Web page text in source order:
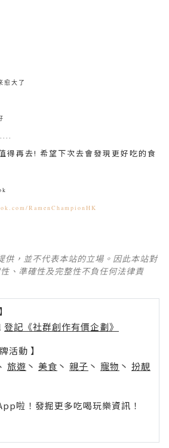
愈大了
再去! 希望下次去會發現更好吃的食
RamenChampionHK
供，並不代表本站的立場。因此本站對
、準確性及完整性不負任何法律責
登記《社群創作有價企劃》
活動 】
旅遊 丶 美食 丶 親子 丶 寵物 丶 扮靚
啦！發掘更多吃喝玩樂資訊！